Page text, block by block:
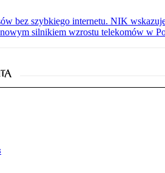
bez szybkiego internetu. NIK
silnikiem wzrostu telekomów w